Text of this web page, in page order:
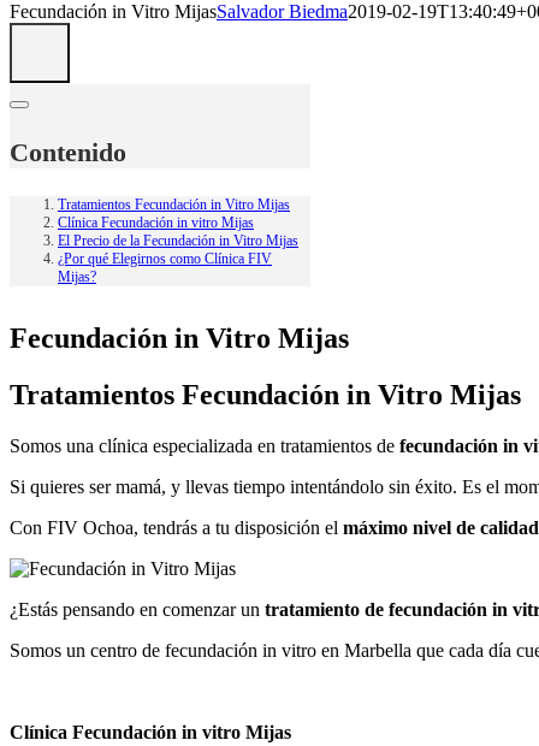
Fecundación in Vitro MijasSalvador Biedma2019-02-
Contenido
Tratamientos Fecundación in Vitro Mijas
Clínica Fecundación in vitro Mijas
El Precio de la Fecundación in Vitro Mijas
¿Por qué Elegirnos como Clínica FIV
Mijas?
Fecundación in Vitro Mijas
Tratamientos Fecundación in Vitro Mijas
Somos una clínica especializada en tratamientos de fecundación in
Si quieres ser mamá, y llevas tiempo intentándolo sin éxito. Es el
Con FIV Ochoa, tendrás a tu disposición el máximo nivel de
¿Estás pensando en comenzar un tratamiento de fecundación in
Somos un centro de fecundación in vitro en Marbella que cada día
Clínica Fecundación in vitro Mijas